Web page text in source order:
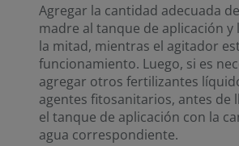
Agregar la cantidad adecuada
madre al tanque de aplicación y
la mitad, mientras el agitador
funcionamiento. Luego, si es
agregar otros fertilizantes
agentes fitosanitarios, antes de
el tanque de aplicación con la
agua correspondiente.